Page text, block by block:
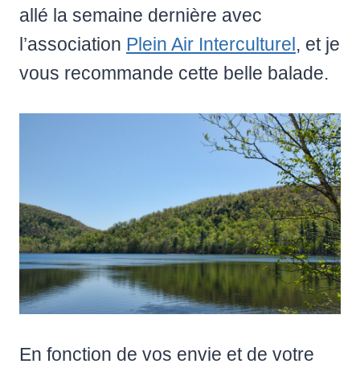
allé la semaine dernière avec
l’association Plein Air Interculturel, et je
vous recommande cette belle balade.
En fonction de vos envie et de votre